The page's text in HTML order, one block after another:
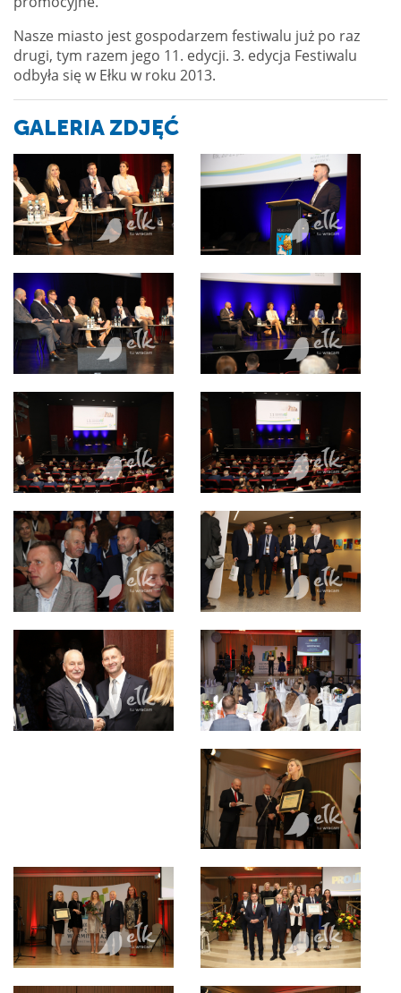
Nasze miasto jest gospodarzem festiwalu już po raz
drugi, tym razem jego 11. edycji. 3. edycja Festiwalu
odbyła się w Ełku w roku 2013.
GALERIA ZDJĘĆ